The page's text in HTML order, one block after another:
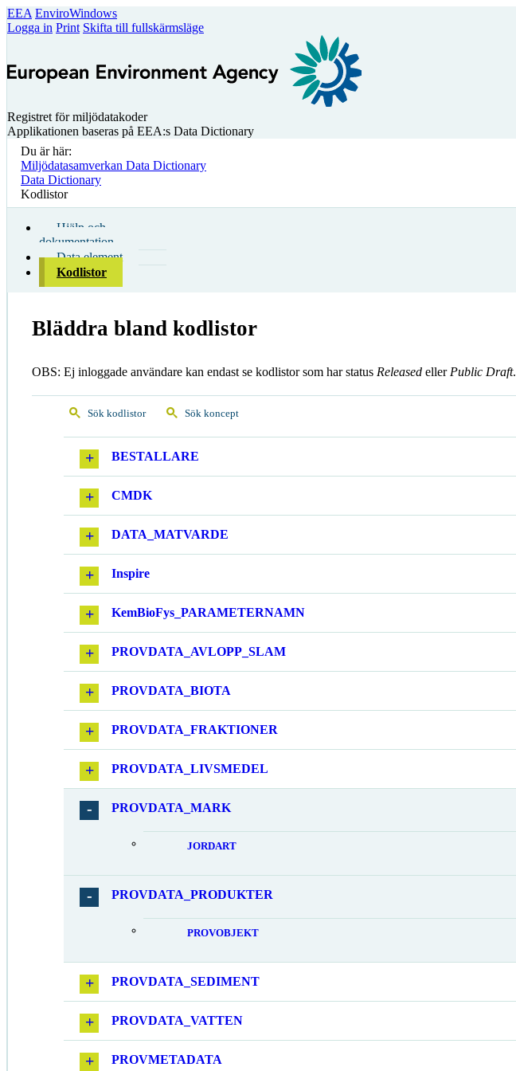
EEA EnviroWindows
Logga in Print Skifta till fullskärmsläge
Registret för miljödatakoder
Applikationen baseras på EEA:s Data Dictionary
Du är här:
Miljödatasamverkan Data Dictionary
Data Dictionary
Kodlistor
Hjälp och
dokumentation
Data element
Kodlistor
Bläddra bland kodlistor
OBS: Ej inloggade användare kan endast se kodlistor som har status Released eller Public Draft.
Sök kodlistor Sök koncept
BESTALLARE
CMDK
DATA_MATVARDE
Inspire
KemBioFys_PARAMETERNAMN
PROVDATA_AVLOPP_SLAM
PROVDATA_BIOTA
PROVDATA_FRAKTIONER
PROVDATA_LIVSMEDEL
PROVDATA_MARK
JORDART
PROVDATA_PRODUKTER
PROVOBJEKT
PROVDATA_SEDIMENT
PROVDATA_VATTEN
PROVMETADATA